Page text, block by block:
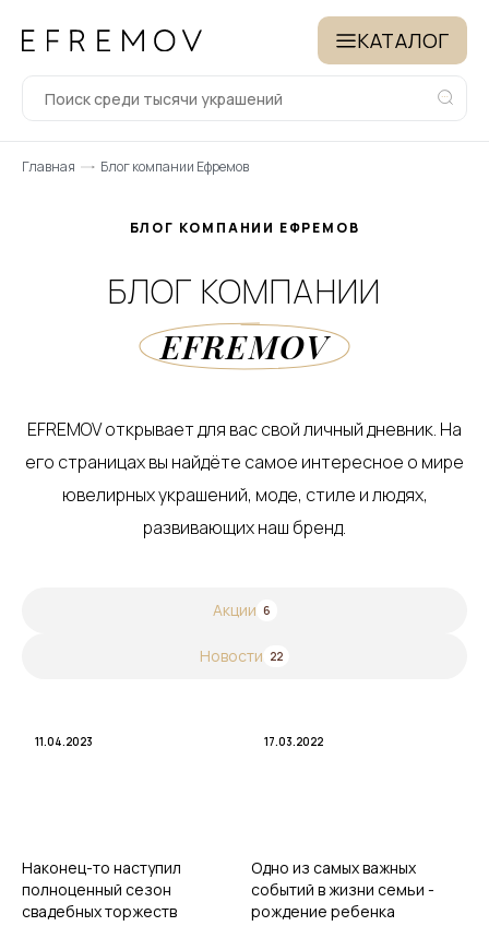
КАТАЛОГ
Главная Блог компании Ефремов
БЛОГ КОМПАНИИ ЕФРЕМОВ
БЛОГ КОМПАНИИ
EFREMOV
EFREMOV открывает для вас свой личный дневник. На
его страницах вы найдёте самое интересное о мире
ювелирных украшений, моде, стиле и людях,
развивающих наш бренд.
Акции 6
Новости 22
11.04.2023
Наконец-то наступил
полноценный сезон
свадебных торжеств
17.03.2022
Одно из самых важных
событий в жизни семьи -
рождение ребенка